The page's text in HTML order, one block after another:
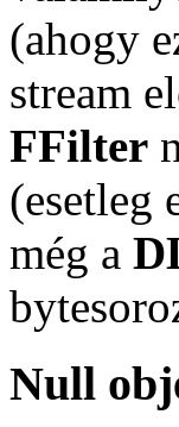
(ahogy
stream
FFilter
(esetleg
még a
Null